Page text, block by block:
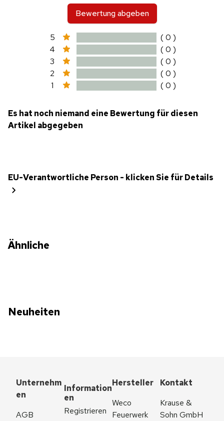
Bewertung abgeben
5
( 0 )
4
( 0 )
3
( 0 )
2
( 0 )
1
( 0 )
Es hat noch niemand eine Bewertung für diesen
Artikel abgegeben
EU-Verantwortliche Person - klicken Sie für Details
Ähnliche
Neuheiten
Unternehm
en
AGB
Information
en
Registrieren
Hersteller
Weco
Feuerwerk
Kontakt
Krause &
Sohn GmbH